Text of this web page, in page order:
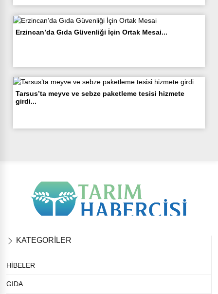
Erzincan’da Gıda Güvenliği İçin Ortak Mesai...
Tarsus’ta meyve ve sebze paketleme tesisi hizmete
girdi...
KATEGORİLER
HİBELER
GIDA